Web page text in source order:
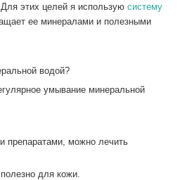
этих целей я использую систему
ее минералами и полезными
водой?
умывание минеральной
препаратами, можно лечить
для кожи.